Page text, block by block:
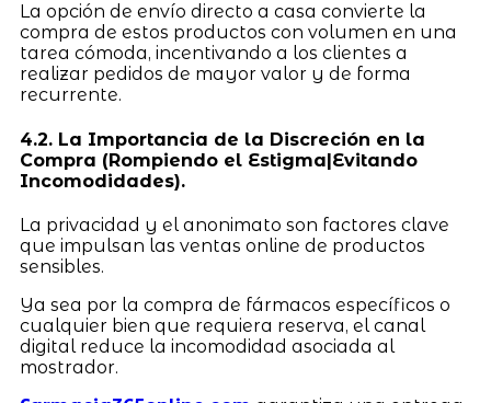
La opción de envío directo a casa convierte la
compra de estos productos con volumen en una
tarea cómoda, incentivando a los clientes a
realizar pedidos de mayor valor y de forma
recurrente.
4.2. La Importancia de la Discreción en la
Compra (Rompiendo el Estigma|Evitando
Incomodidades).
La privacidad y el anonimato son factores clave
que impulsan las ventas online de productos
sensibles.
Ya sea por la compra de fármacos específicos o
cualquier bien que requiera reserva, el canal
digital reduce la incomodidad asociada al
mostrador.